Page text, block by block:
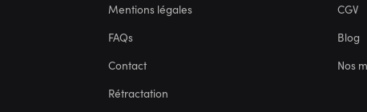
Mentions légales
FAQs
Contact
Rétractation
CGV
Blog
Nos